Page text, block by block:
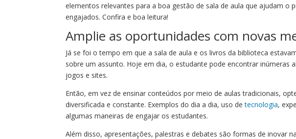
elementos relevantes para a boa gestão de sala de aula que ajudam o
engajados. Confira e boa leitura!
Amplie as oportunidades com novas
Já se foi o tempo em que a sala de aula e os livros da biblioteca
sobre um assunto. Hoje em dia, o estudante pode encontrar inúmeras
jogos e sites.
Então, em vez de ensinar conteúdos por meio de aulas tradicionais,
diversificada e constante. Exemplos do dia a dia, uso detecnologia,
algumas maneiras de engajar os estudantes.
Além disso, apresentações, palestras e debates são formas de inovar